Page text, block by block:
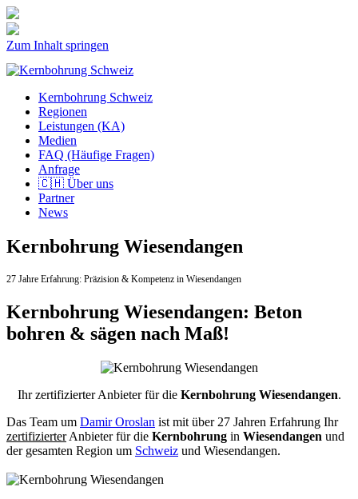
Zum Inhalt springen
Kernbohrung Schweiz
Regionen
Leistungen (KA)
Medien
FAQ (Häufige Fragen)
Anfrage
🇨🇭 Über uns
Partner
News
Kernbohrung Wiesendangen
27 Jahre Erfahrung: Präzision & Kompetenz in Wiesendangen
Kernbohrung Wiesendangen: Beton
bohren & sägen nach Maß!
Ihr zertifizierter Anbieter für die Kernbohrung Wiesendangen.
Das Team um Damir Oroslan ist mit über 27 Jahren Erfahrung Ihr
zertifizierterAnbieter für die Kernbohrung in Wiesendangen und
der gesamten Region um Schweiz und Wiesendangen.